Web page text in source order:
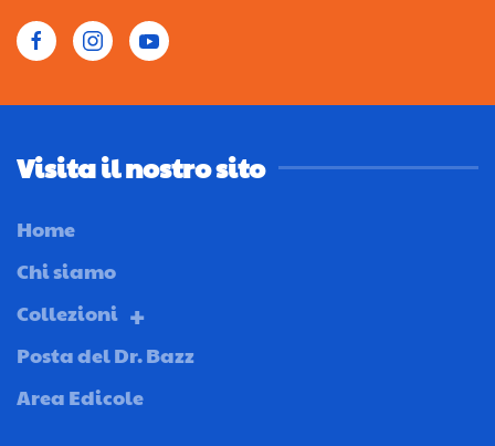
Visita il nostro sito
Home
Chi siamo
Collezioni
Posta del Dr. Bazz
Area Edicole